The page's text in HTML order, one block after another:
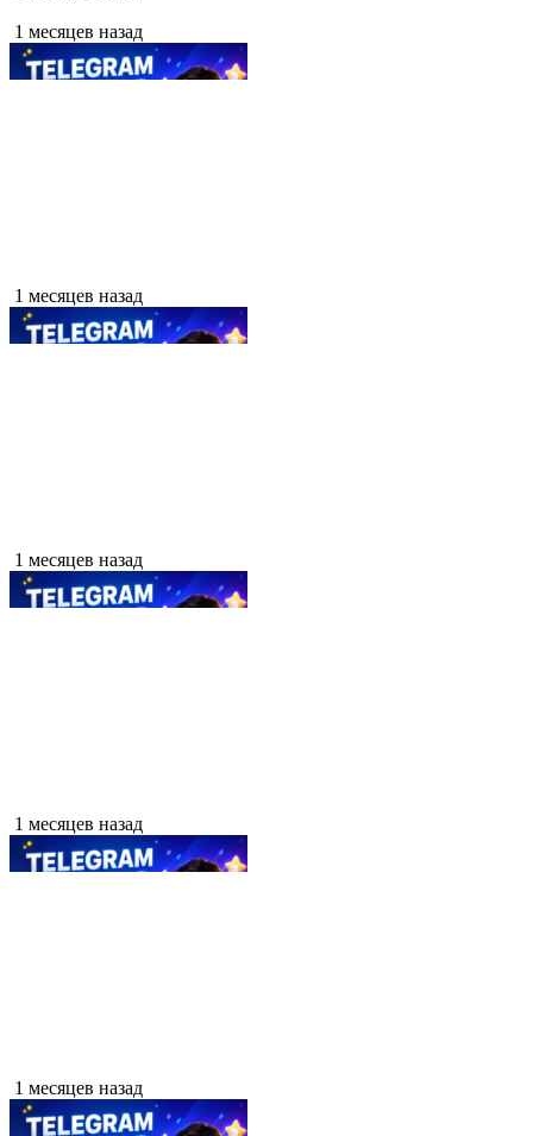
1 месяцев назад
1 месяцев назад
1 месяцев назад
1 месяцев назад
1 месяцев назад